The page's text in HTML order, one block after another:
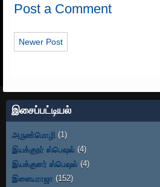
Post a Comment
Newer Post
இசைப்பட்டியல்
அருண்மொழி (1)
இயக்குநர் ஸ்பெஷல் (4)
இயக்குனர் ஸ்பெஷல் (4)
இளையராஜா (152)